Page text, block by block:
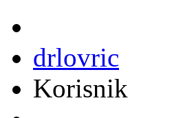
drlovric
Korisnik